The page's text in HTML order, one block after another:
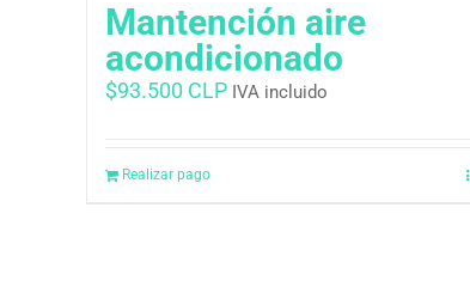
Mantención aire
acondicionado
$93.500 CLP IVA incluido
Realizar pago